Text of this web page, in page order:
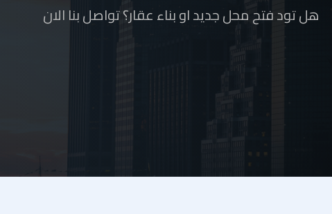
هل تود فتح محل جديد او بناء عقار؟ تواصل بنا الان